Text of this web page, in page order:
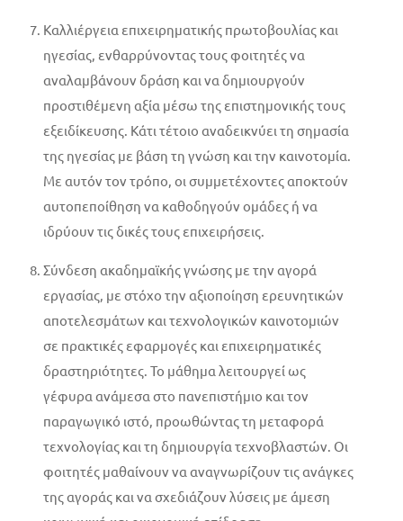
Καλλιέργεια επιχειρηματικής πρωτοβουλίας και
ηγεσίας, ενθαρρύνοντας τους φοιτητές να
αναλαμβάνουν δράση και να δημιουργούν
προστιθέμενη αξία μέσω της επιστημονικής τους
εξειδίκευσης. Κάτι τέτοιο αναδεικνύει τη σημασία
της ηγεσίας με βάση τη γνώση και την καινοτομία.
Με αυτόν τον τρόπο, οι συμμετέχοντες αποκτούν
αυτοπεποίθηση να καθοδηγούν ομάδες ή να
ιδρύουν τις δικές τους επιχειρήσεις.
Σύνδεση ακαδημαϊκής γνώσης με την αγορά
εργασίας, με στόχο την αξιοποίηση ερευνητικών
αποτελεσμάτων και τεχνολογικών καινοτομιών
σε πρακτικές εφαρμογές και επιχειρηματικές
δραστηριότητες. Το μάθημα λειτουργεί ως
γέφυρα ανάμεσα στο πανεπιστήμιο και τον
παραγωγικό ιστό, προωθώντας τη μεταφορά
τεχνολογίας και τη δημιουργία τεχνοβλαστών. Οι
φοιτητές μαθαίνουν να αναγνωρίζουν τις ανάγκες
της αγοράς και να σχεδιάζουν λύσεις με άμεση